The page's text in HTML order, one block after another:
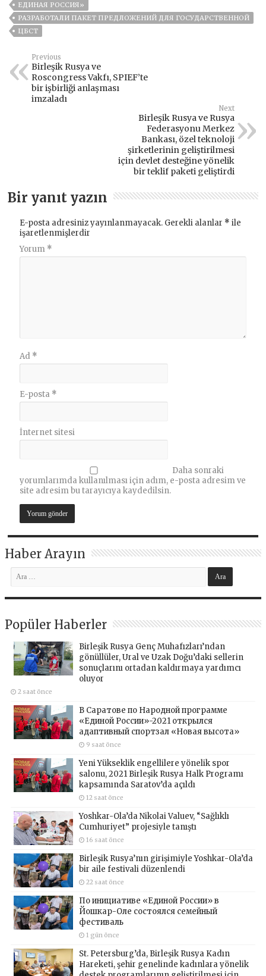
ЕДИНАЯ РОССИЯ»
РАЗРАБОТАЛИ ПАКЕТ ПРЕДЛОЖЕНИЙ ДЛЯ ГОСУДАРСТВЕННОЙ
ЦБСТ
Previous
Birleşik Rusya ve
Roscongress Vakfı, SPIEF’te
bir işbirliği anlaşması
imzaladı
Next
Birleşik Rusya ve Rusya
Federasyonu Merkez
Bankası, özel teknoloji
şirketlerinin geliştirilmesi
için devlet desteğine yönelik
bir teklif paketi geliştirdi
Bir yanıt yazın
E-posta adresiniz yayınlanmayacak. Gerekli alanlar * ile
işaretlenmişlerdir
Yorum *
Ad *
E-posta *
İnternet sitesi
Daha sonraki
yorumlarımda kullanılması için adım, e-posta adresim ve
site adresim bu tarayıcıya kaydedilsin.
Haber Arayın
Popüler Haberler
Birleşik Rusya Genç Muhafızları’ndan
gönüllüler, Ural ve Uzak Doğu’daki sellerin
sonuçlarını ortadan kaldırmaya yardımcı
oluyor
2 saat önce
В Саратове по Народной программе
«Единой России»-2021 открылся
адаптивный спортзал «Новая высота»
9 saat önce
Yeni Yükseklik engellilere yönelik spor
salonu, 2021 Birleşik Rusya Halk Programı
kapsamında Saratov’da açıldı
12 saat önce
Yoshkar-Ola’da Nikolai Valuev, “Sağlıklı
Cumhuriyet” projesiyle tanıştı
16 saat önce
Birleşik Rusya’nın girişimiyle Yoshkar-Ola’da
bir aile festivali düzenlendi
22 saat önce
По инициативе «Единой России» в
Йошкар-Оле состоялся семейный
фестиваль
1 gün önce
St. Petersburg’da, Birleşik Rusya Kadın
Hareketi, şehir genelinde kadınlara yönelik